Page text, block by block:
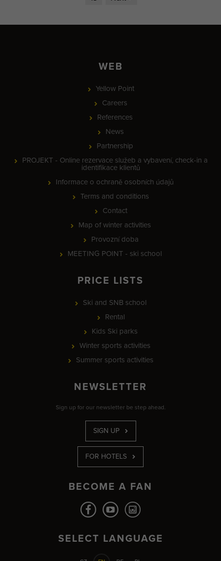
WEB
Yellow Point
Careers
References
News
Partnership
PROJEKT - Online rezervace služeb a vybavení, check-in a
identifikace klientů
Informace o ochraně osobních údajů
Terms and conditions
Contact
Map of winter activities
Provozní doba
MEETING POINT - ski school
PRICE LISTS
Ski and SNB school
Rental
Kids Ski parks
Winter sports activities
Summer sports activities
NEWSLETTER
Sign up for our newsletter be step ahead.
SIGN UP
FOR HOTELS
BECOME A FAN
SELECT LANGUAGE